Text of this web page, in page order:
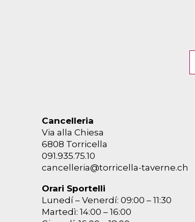
Cancelleria
Via alla Chiesa
6808 Torricella
091.935.75.10
cancelleria@torricella-taverne.ch
Orari Sportelli
Lunedí – Venerdí: 09:00 – 11:30
Martedì: 14:00 – 16:00